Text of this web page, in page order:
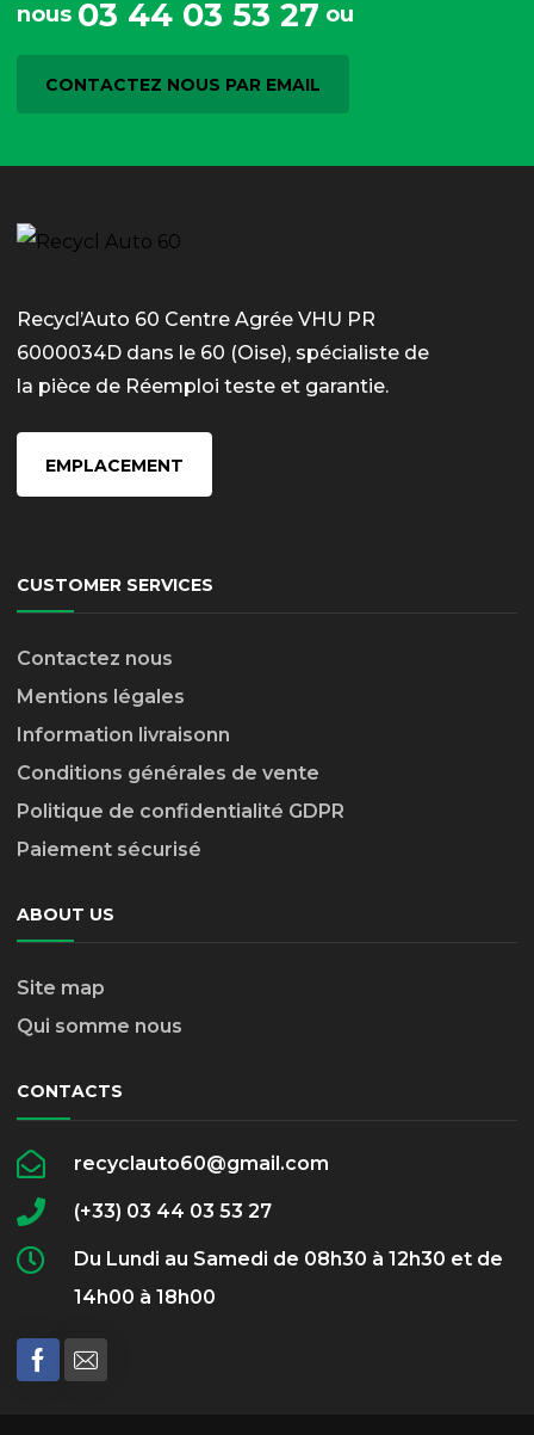
nous 03 44 03 53 27 ou
CONTACTEZ NOUS PAR EMAIL
Recycl’Auto 60 Centre Agrée VHU PR
6000034D dans le 60 (Oise), spécialiste de
la pièce de Réemploi teste et garantie.
EMPLACEMENT
CUSTOMER SERVICES
Contactez nous
Mentions légales
Information livraisonn
Conditions générales de vente
Politique de confidentialité GDPR
Paiement sécurisé
ABOUT US
Site map
Qui somme nous
CONTACTS
recyclauto60@gmail.com
(+33) 03 44 03 53 27
Du Lundi au Samedi de 08h30 à 12h30 et de
14h00 à 18h00